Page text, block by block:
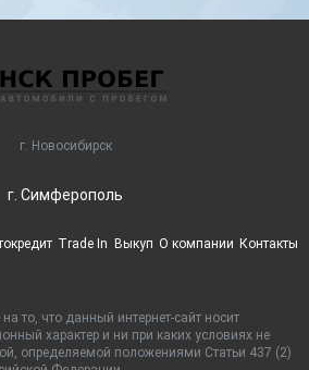
г. Новосибирск
г. Симферополь
Trade In Выкуп О компании Контакты
то, что данный интернет-сайт носит
характер и ни при каких условиях не
определяемой положениями Статьи 437 (2)